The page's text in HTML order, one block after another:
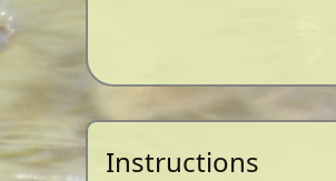
Instructions